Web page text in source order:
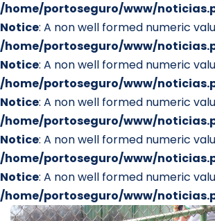
/home/portoseguro/www/
Notice: A non well formed numeric
/home/portoseguro/www/
Notice: A non well formed numeric
/home/portoseguro/www/
Notice: A non well formed numeric
/home/portoseguro/www/
Notice: A non well formed numeric
/home/portoseguro/www/
Notice: A non well formed numeric
/home/portoseguro/www/